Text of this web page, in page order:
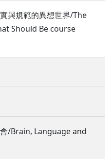
與規範的異想世界/The
Should Be course
/Brain, Language and